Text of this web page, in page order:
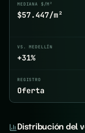
MEDIANA $/M²
$57.447/m²
VS. MEDELLÍN
+31%
REGISTRO
Oferta
Distribución del